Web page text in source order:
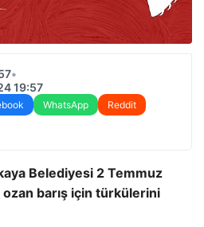
•
19:57
WhatsApp
Reddit
Belediyesi 2 Temmuz
ozan barış için türkülerini